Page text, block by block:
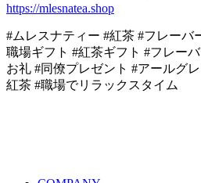
https://mlesnatea.shop
#ムレスナティー #紅茶 #フレーバ
職場ギフト #紅茶ギフト #フレー
お礼 #同僚プレゼント #アールグ
紅茶 #職場でリラックスタイム